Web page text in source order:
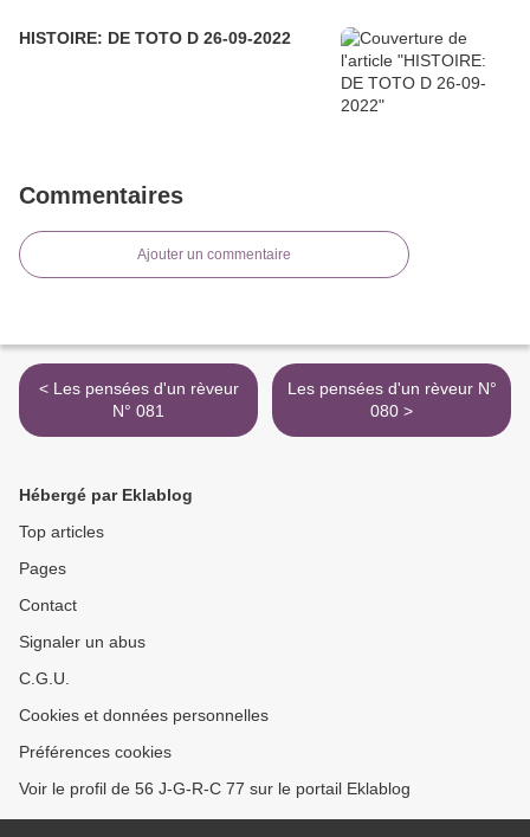
HISTOIRE: DE TOTO D 26-09-2022
Commentaires
Ajouter un commentaire
< Les pensées d'un rèveur
N° 081
Les pensées d'un rèveur N°
080 >
Hébergé par Eklablog
Top articles
Pages
Contact
Signaler un abus
C.G.U.
Cookies et données personnelles
Préférences cookies
Voir le profil de 56 J-G-R-C 77 sur le portail Eklablog